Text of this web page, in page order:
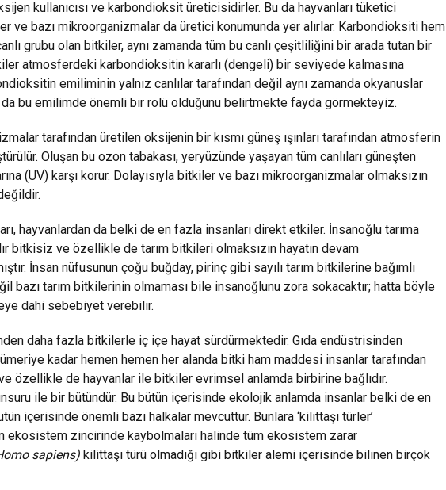
kullanıcısı ve karbondioksit üreticisidirler. Bu da hayvanları tüketici
ve bazı mikroorganizmalar da üretici konumunda yer alırlar. Karbondioksiti hem
grubu olan bitkiler, aynı zamanda tüm bu canlı çeşitliliğini bir arada tutan bir
atmosferdeki karbondioksitin kararlı (dengeli) bir seviyede kalmasına
emiliminin yalnız canlılar tarafından değil aynı zamanda okyanuslar
da bu emilimde önemli bir rolü olduğunu belirtmekte fayda görmekteyiz.
tarafından üretilen oksijenin bir kısmı güneş ışınları tarafından atmosferin
Oluşan bu ozon tabakası, yeryüzünde yaşayan tüm canlıları güneşten
(UV) karşı korur. Dolayısıyla bitkiler ve bazı mikroorganizmalar olmaksızın
hayvanlardan da belki de en fazla insanları direkt etkiler. İnsanoğlu tarıma
bitkisiz ve özellikle de tarım bitkileri olmaksızın hayatın devam
İnsan nüfusunun çoğu buğday, pirinç gibi sayılı tarım bitkilerine bağımlı
bazı tarım bitkilerinin olmaması bile insanoğlunu zora sokacaktır; hatta böyle
dahi sebebiyet verebilir.
daha fazla bitkilerle iç içe hayat sürdürmektedir. Gıda endüstrisinden
kadar hemen hemen her alanda bitki ham maddesi insanlar tarafından
ve özellikle de hayvanlar ile bitkiler evrimsel anlamda birbirine bağlıdır.
ile bir bütündür. Bu bütün içerisinde ekolojik anlamda insanlar belki de en
içerisinde önemli bazı halkalar mevcuttur. Bunlara ‘kilittaşı türler’
ekosistem zincirinde kaybolmaları halinde tüm ekosistem zarar
sapiens) kilittaşı türü olmadığı gibi bitkiler alemi içerisinde bilinen birçok